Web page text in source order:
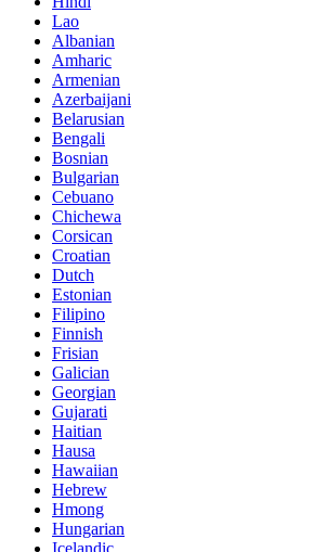
Lao
Albanian
Amharic
Armenian
Azerbaijani
Belarusian
Bengali
Bosnian
Bulgarian
Cebuano
Chichewa
Corsican
Croatian
Dutch
Estonian
Filipino
Finnish
Frisian
Galician
Georgian
Gujarati
Haitian
Hausa
Hawaiian
Hebrew
Hmong
Hungarian